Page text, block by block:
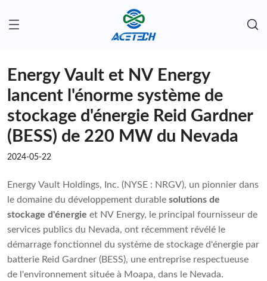
Energy Vault et NV Energy
lancent l'énorme système de
stockage d'énergie Reid Gardner
(BESS) de 220 MW du Nevada
2024-05-22
Energy Vault Holdings, Inc. (NYSE : NRGV), un pionnier dans
le domaine du développement durable solutions de
stockage d'énergie et NV Energy, le principal fournisseur de
services publics du Nevada, ont récemment révélé le
démarrage fonctionnel du système de stockage d'énergie par
batterie Reid Gardner (BESS), une entreprise respectueuse
de l'environnement située à Moapa, dans le Nevada.